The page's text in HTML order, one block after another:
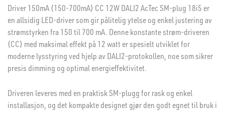
Driver 150mA (150-700mA) CC 12W DALI2 AcTec SM-plug 18i5 er
en allsidig LED-driver som gir pålitelig ytelse og enkel justering av
strømstyrken fra 150 til 700 mA. Denne konstante strøm-driveren
(CC) med maksimal effekt på 12 watt er spesielt utviklet for
moderne lysstyring ved hjelp av DALI2-protokollen, noe som sikrer
presis dimming og optimal energieffektivitet.
Driveren leveres med en praktisk SM-plugg for rask og enkel
installasjon, og det kompakte designet gjør den godt egnet til bruk i